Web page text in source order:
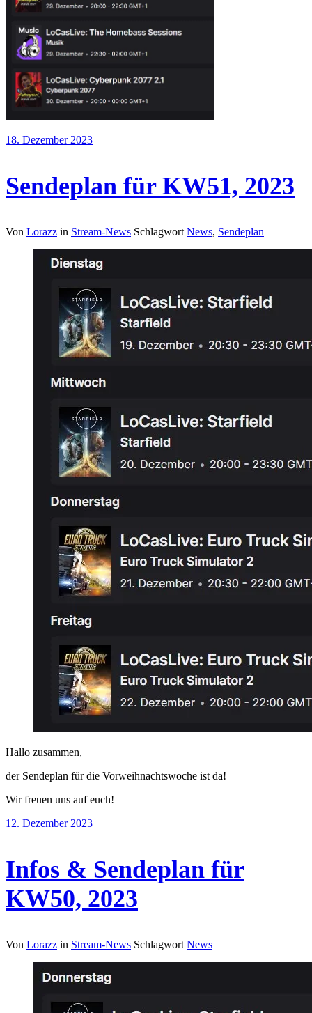
18. Dezember 2023
Sendeplan für KW51, 2023
Von Lorazz in Stream-News Schlagwort News, Sendeplan
Hallo zusammen,
der Sendeplan für die Vorweihnachtswoche ist da!
Wir freuen uns auf euch!
12. Dezember 2023
Infos & Sendeplan für
KW50, 2023
Von Lorazz in Stream-News Schlagwort News